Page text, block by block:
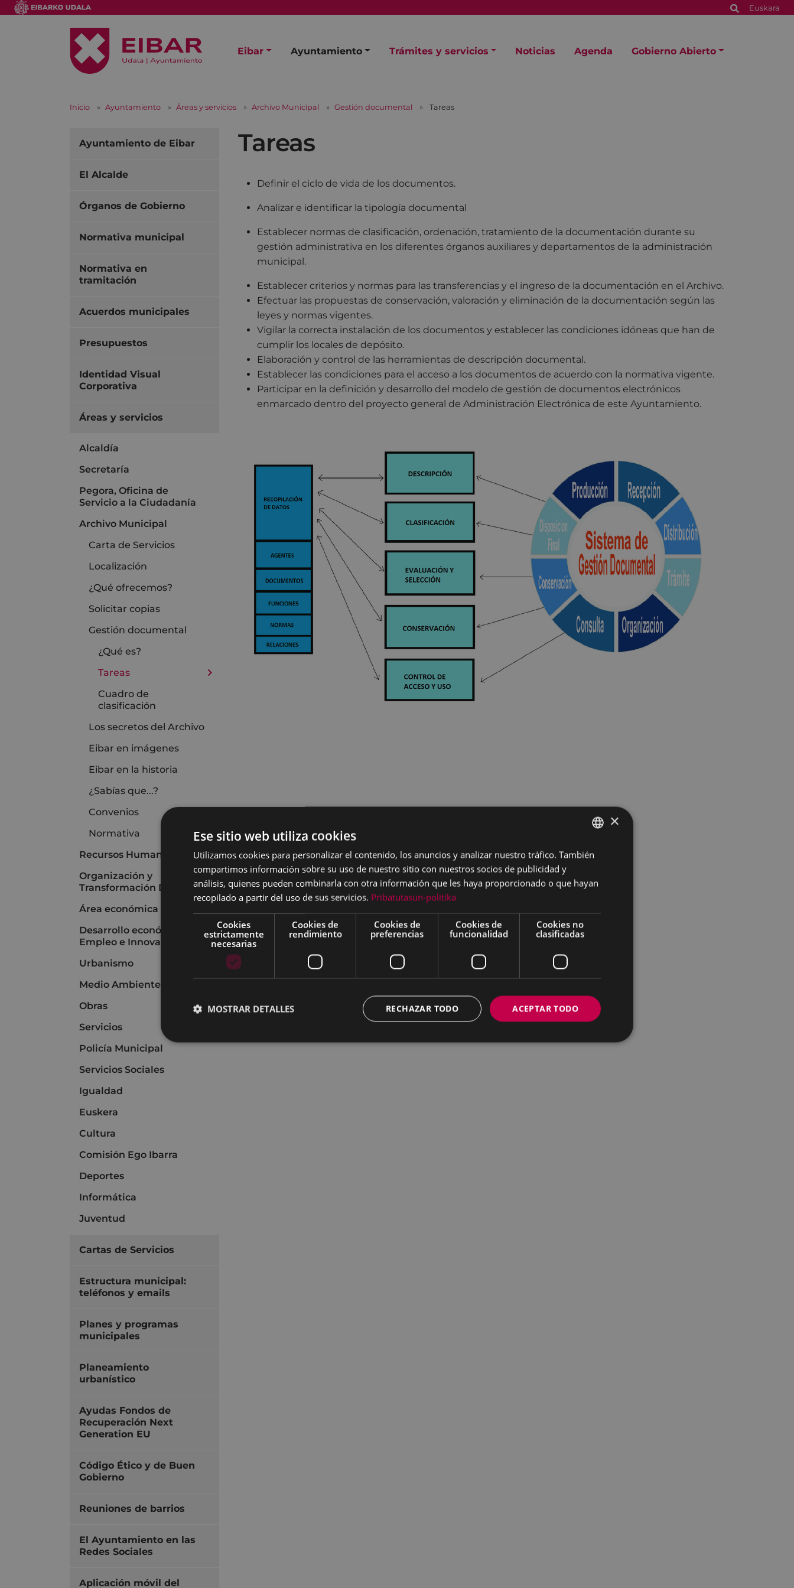
Euskara
Eibar Ayuntamiento Trámites y servicios Noticias Agenda Gobierno Abierto
Inicio Ayuntamiento Áreas y servicios Archivo Municipal Gestión documental Tareas
Tareas
Definir el ciclo de vida de los documentos.
Analizar e identificar la tipología documental
Establecer normas de clasificación, ordenación, tratamiento de la documentación durante su
gestión administrativa en los diferentes órganos auxiliares y departamentos de la administración
municipal.
Establecer criterios y normas para las transferencias y el ingreso de la documentación en el Archivo.
Efectuar las propuestas de conservación, valoración y eliminación de la documentación según las
leyes y normas vigentes.
Vigilar la correcta instalación de los documentos y establecer las condiciones idóneas que han de
cumplir los locales de depósito.
Elaboración y control de las herramientas de descripción documental.
Establecer las condiciones para el acceso a los documentos de acuerdo con la normativa vigente.
Participar en la definición y desarrollo del modelo de gestión de documentos electrónicos
enmarcado dentro del proyecto general de Administración Electrónica de este Ayuntamiento.
Ayuntamiento de Eibar
El Alcalde
Órganos de Gobierno
Normativa municipal
Normativa en
tramitación
Acuerdos municipales
Presupuestos
Identidad Visual
Corporativa
Áreas y servicios
Alcaldía
Secretaría
Pegora, Oficina de
Servicio a la Ciudadanía
Archivo Municipal
Carta de Servicios
Localización
¿Qué ofrecemos?
Solicitar copias
Gestión documental
¿Qué es?
Tareas
Cuadro de
clasificación
Los secretos del Archivo
Eibar en imágenes
Eibar en la historia
¿Sabías que...?
Convenios
Normativa
Recursos Humanos
Organización y
Transformación Digital
Área económica
Desarrollo económico,
Empleo e Innovación
Urbanismo
Medio Ambiente
Obras
Servicios
Policía Municipal
Servicios Sociales
Igualdad
Euskera
Cultura
Comisión Ego Ibarra
Deportes
Informática
Juventud
Cartas de Servicios
Estructura municipal:
teléfonos y emails
Planes y programas
municipales
Planeamiento
urbanístico
Ayudas Fondos de
Recuperación Next
Generation EU
Código Ético y de Buen
Gobierno
Reuniones de barrios
El Ayuntamiento en las
Redes Sociales
Aplicación móvil del
BASQUE
×
Ese sitio web utiliza cookies
Utilizamos cookies para personalizar el contenido, los anuncios y analizar nuestro tráfico. También
compartimos información sobre su uso de nuestro sitio con nuestros socios de publicidad y
análisis, quienes pueden combinarla con otra información que les haya proporcionado o que hayan
recopilado a partir del uso de sus servicios. Pribatutasun-politika
Cookies
estrictamente
necesarias
Cookies de
rendimiento
Cookies de
preferencias
Cookies de
funcionalidad
Cookies no
clasificadas
ACEPTAR TODO
RECHAZAR TODO
MOSTRAR DETALLES